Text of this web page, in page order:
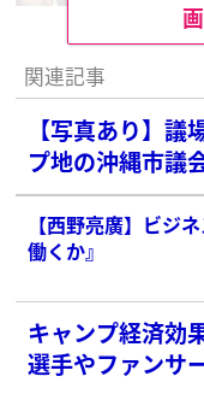
関連記事
【写真あり】
プ地の沖縄市議
【西野亮廣】ビジ
働くか』
キャンプ経済効
選手やファンサ